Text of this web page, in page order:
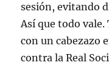
sesión, evitando
Así que todo
con un cabezazo
contra la Real